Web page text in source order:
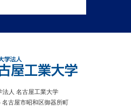
法人 名古屋工業大学
古屋市昭和区御器所町